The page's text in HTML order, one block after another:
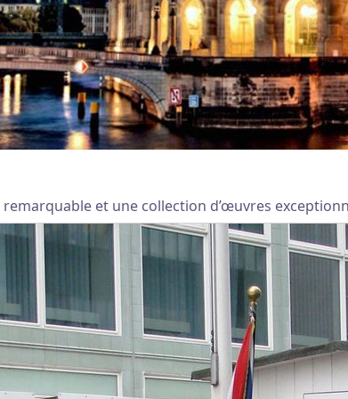
et une collection d’œuvres